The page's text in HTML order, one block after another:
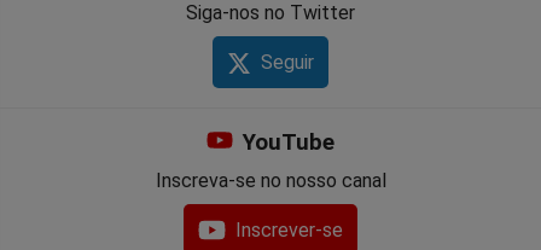
Siga-nos no Twitter
Seguir
YouTube
Inscreva-se no nosso canal
Inscrever-se